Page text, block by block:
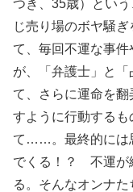
つき、35歳）とい
じ売り場のボヤ騒
て、毎回不運な事
が、「弁護士」と「
て、さらに運命を
すように行動する
て……。最終的には
でくる！？ 不運が
る。そんなオンナた